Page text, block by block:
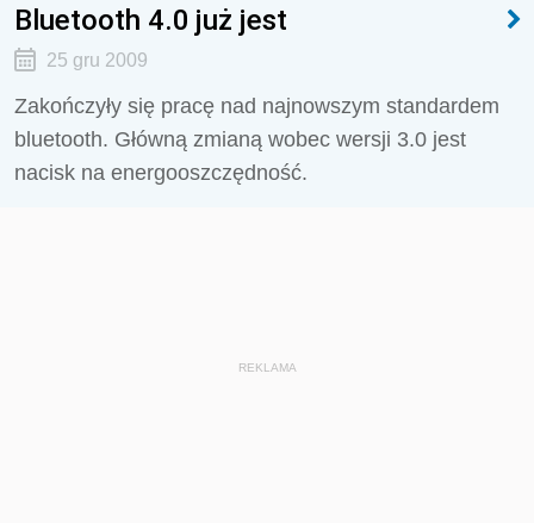
Bluetooth 4.0 już jest
25 gru 2009
Zakończyły się pracę nad najnowszym standardem
bluetooth. Główną zmianą wobec wersji 3.0 jest
nacisk na energooszczędność.
REKLAMA